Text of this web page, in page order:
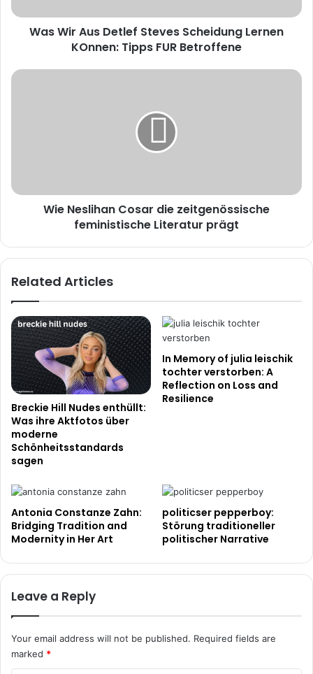
Tipps
Was Wir Aus Detlef Steves Scheidung Lernen
KOnnen: Tipps FUR Betroffene
Wie
Wie Neslihan Cosar die zeitgenössische
feministische Literatur prägt
Related Articles
Breckie Hill Nudes enthüllt:
Was ihre Aktfotos über
moderne
Schönheitsstandards
sagen
In Memory of julia leischik
tochter verstorben: A
Reflection on Loss and
Resilience
Antonia Constanze Zahn:
Bridging Tradition and
Modernity in Her Art
politicser pepperboy:
Störung traditioneller
politischer Narrative
Leave a Reply
Your email address will not be published. Required fields are
marked *